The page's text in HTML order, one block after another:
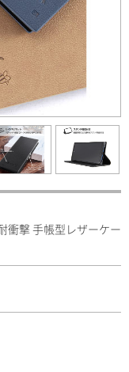
衝撃 手帳型レザーケー